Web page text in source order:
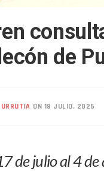
Bruno
Voces
de
URRUTIA ON 18 JULIO, 2025
de julio al 4